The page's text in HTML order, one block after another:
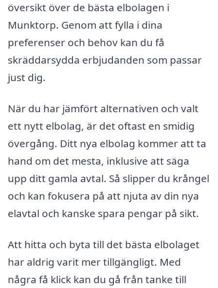
översikt över de bästa elbolagen i
Munktorp. Genom att fylla i dina
preferenser och behov kan du få
skräddarsydda erbjudanden som passar
just dig.
När du har jämfört alternativen och valt
ett nytt elbolag, är det oftast en smidig
övergång. Ditt nya elbolag kommer att ta
hand om det mesta, inklusive att säga
upp ditt gamla avtal. Så slipper du krångel
och kan fokusera på att njuta av din nya
elavtal och kanske spara pengar på sikt.
Att hitta och byta till det bästa elbolaget
har aldrig varit mer tillgängligt. Med
några få klick kan du gå från tanke till